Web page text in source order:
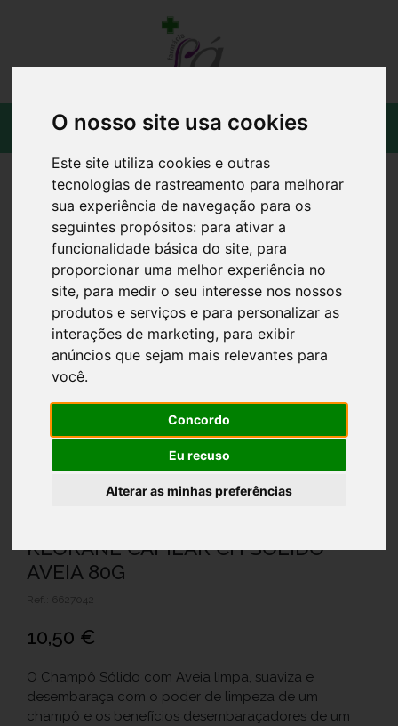
O nosso site usa cookies
Este site utiliza cookies e outras
tecnologias de rastreamento para melhorar
sua experiência de navegação para os
seguintes propósitos: para ativar a
funcionalidade básica do site, para
proporcionar uma melhor experiência no
site, para medir o seu interesse nos nossos
produtos e serviços e para personalizar as
interações de marketing, para exibir
anúncios que sejam mais relevantes para
você.
Concordo
Eu recuso
Alterar as minhas preferências
KLORANE CAPILAR CH SOLIDO
AVEIA 80G
Ref.: 6627042
10,50 €
O Champô Sólido com Aveia limpa, suaviza e
desembaraça com o poder de limpeza de um
champô e os benefícios desembaraçadores de um